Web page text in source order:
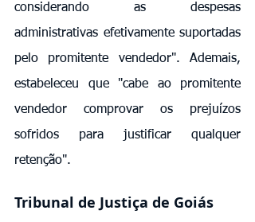
considerando as despesas
administrativas efetivamente suportadas
pelo promitente vendedor". Ademais,
estabeleceu que "cabe ao promitente
vendedor comprovar os prejuízos
sofridos para justificar qualquer
retenção".
Tribunal de Justiça de Goiás